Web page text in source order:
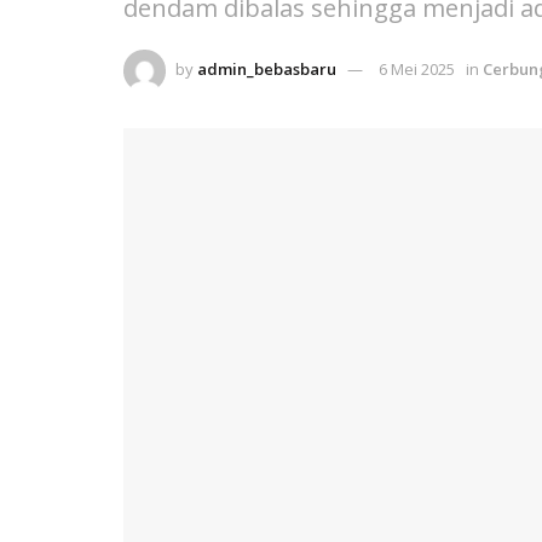
dendam dibalas sehingga menjadi
by admin_bebasbaru 6 Mei 2025 in